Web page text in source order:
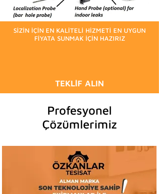
SİZİN İÇİN EN KALİTELİ HİZMETİ EN UYGUN
FİYATA SUNMAK İÇİN HAZIRIZ
TEKLİF ALIN
Profesyonel
Çözümlerimiz